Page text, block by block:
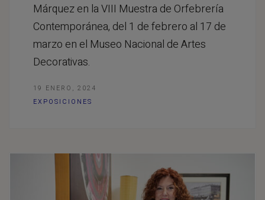
Márquez en la VIII Muestra de Orfebrería
Contemporánea, del 1 de febrero al 17 de
marzo en el Museo Nacional de Artes
Decorativas.
19 ENERO, 2024
EXPOSICIONES